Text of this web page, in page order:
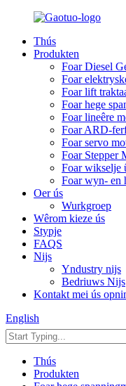
Thús
Produkten
Foar Diesel
Foar
Foar lift
Foar hege
Foar lineêre
Foar ARD-
Foar servo
Foar Stepper
Foar wikselje
Foar wyn- en
Oer ús
Wurkgroep
Wêrom kieze ús
Stypje
FAQS
Nijs
Yndustry nijs
Bedriuws Nijs
Kontakt mei ús
English
Thús
Produkten